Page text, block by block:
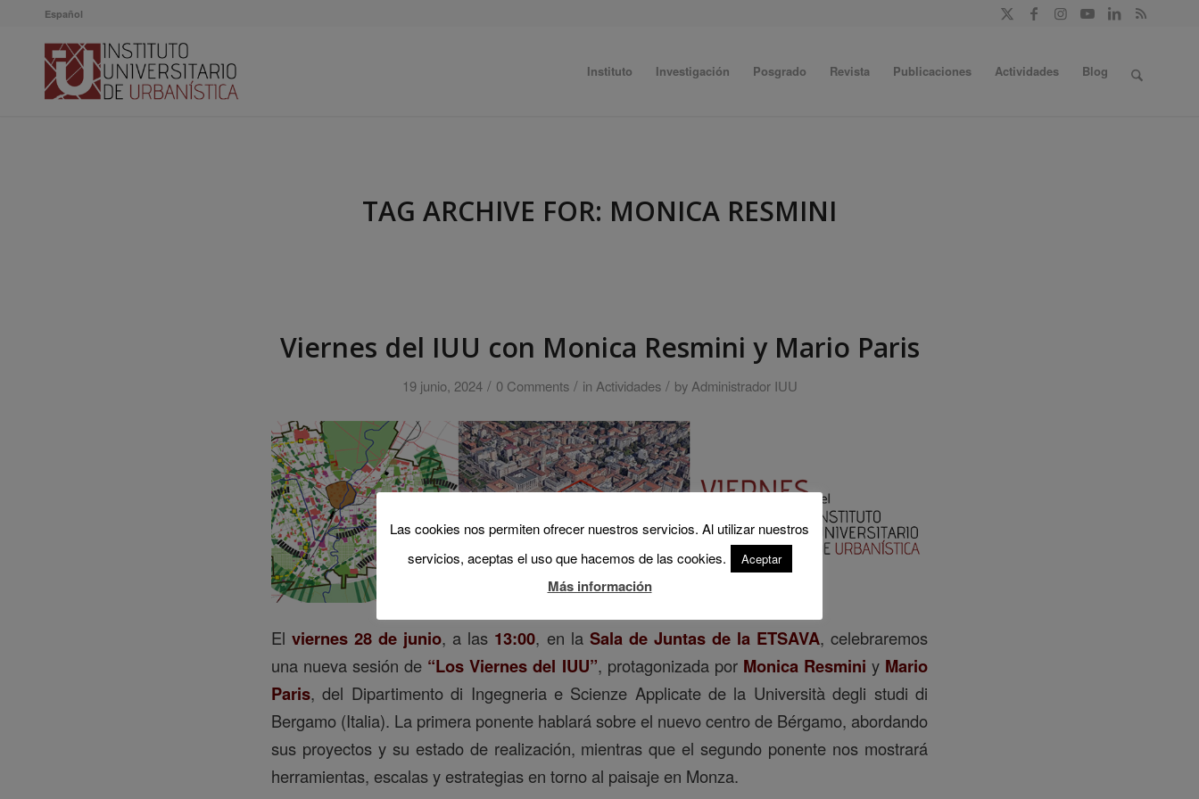
Español
Instituto Investigación Posgrado Revista Publicaciones Actividades Blog
TAG ARCHIVE FOR: MONICA RESMINI
Viernes del IUU con Monica Resmini y Mario Paris
19 junio, 2024 / 0 Comments / in Actividades / by Administrador IUU
Elviernes 28 de junio, a las 13:00, en la Sala de Juntas de la ETSAVA, celebraremos
una nueva sesión de “Los Viernes del IUU”, protagonizada por Monica Resmini y Mario
Paris, del Dipartimento di Ingegneria e Scienze Applicate de la Università degli studi di
Bergamo (Italia). La primera ponente hablará sobre el nuevo centro de Bérgamo, abordando
sus proyectos y su estado de realización, mientras que el segundo ponente nos mostrará
herramientas, escalas y estrategias en torno al paisaje en Monza.
Las cookies nos permiten ofrecer nuestros servicios. Al utilizar nuestros
servicios, aceptas el uso que hacemos de las cookies.
Aceptar
Más información